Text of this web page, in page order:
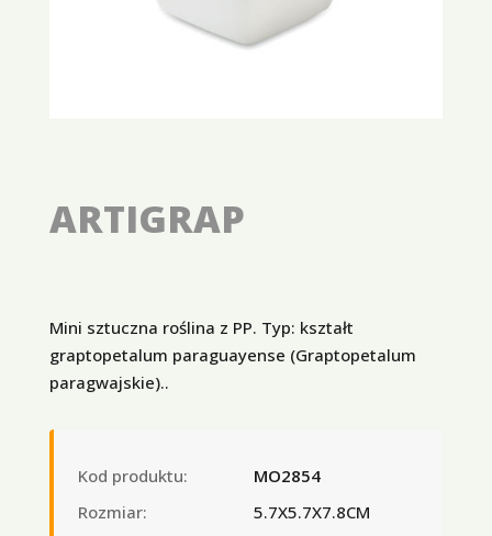
ARTIGRAP
Mini sztuczna roślina z PP. Typ: kształt
graptopetalum paraguayense (Graptopetalum
paragwajskie)..
Kod produktu:
MO2854
Rozmiar:
5.7X5.7X7.8CM